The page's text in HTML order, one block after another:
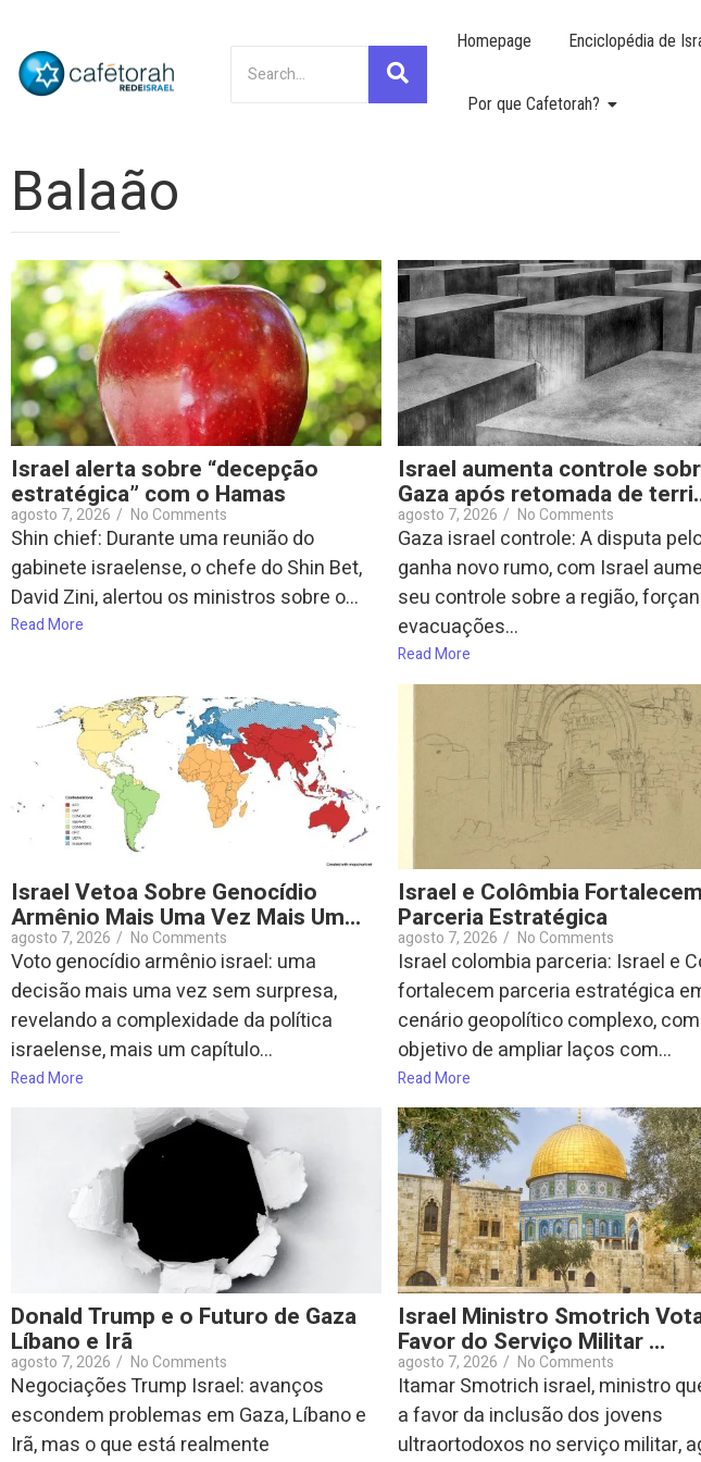
Homepage Enciclopédia de
Por que Cafetorah?
Balaão
Israel alerta sobre “decepção
estratégica” com o Hamas
agosto 7, 2026 / No Comments
Shin chief: Durante uma reunião do
gabinete israelense, o chefe do Shin Bet,
David Zini, alertou os ministros sobre o...
Read More
Israel aumenta controle
Gaza após retomada de
agosto 7, 2026 / No Comments
Gaza israel controle: A disputa
ganha novo rumo, com Israel
seu controle sobre a região,
evacuações...
Read More
Israel Vetoa Sobre Genocídio
Armênio Mais Uma Vez Mais Um…
agosto 7, 2026 / No Comments
Voto genocídio armênio israel: uma
decisão mais uma vez sem surpresa,
revelando a complexidade da política
israelense, mais um capítulo...
Read More
Israel e Colômbia Fortalecem
Parceria Estratégica
agosto 7, 2026 / No Comments
Israel colombia parceria: Israel e
fortalecem parceria estratégica
cenário geopolítico complexo, com
objetivo de ampliar laços com...
Read More
Donald Trump e o Futuro de Gaza
Líbano e Irã
agosto 7, 2026 / No Comments
Negociações Trump Israel: avanços
escondem problemas em Gaza, Líbano e
Irã, mas o que está realmente
Israel Ministro Smotrich
Favor do Serviço Militar …
agosto 7, 2026 / No Comments
Itamar Smotrich israel, ministro
a favor da inclusão dos jovens
ultraortodoxos no serviço militar,